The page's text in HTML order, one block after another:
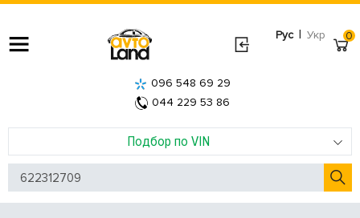
Рус | Укр
Подбор по VIN
096 548 69 29
044 229 53 86
0